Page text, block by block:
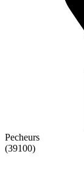
Pecheurs
(39100)